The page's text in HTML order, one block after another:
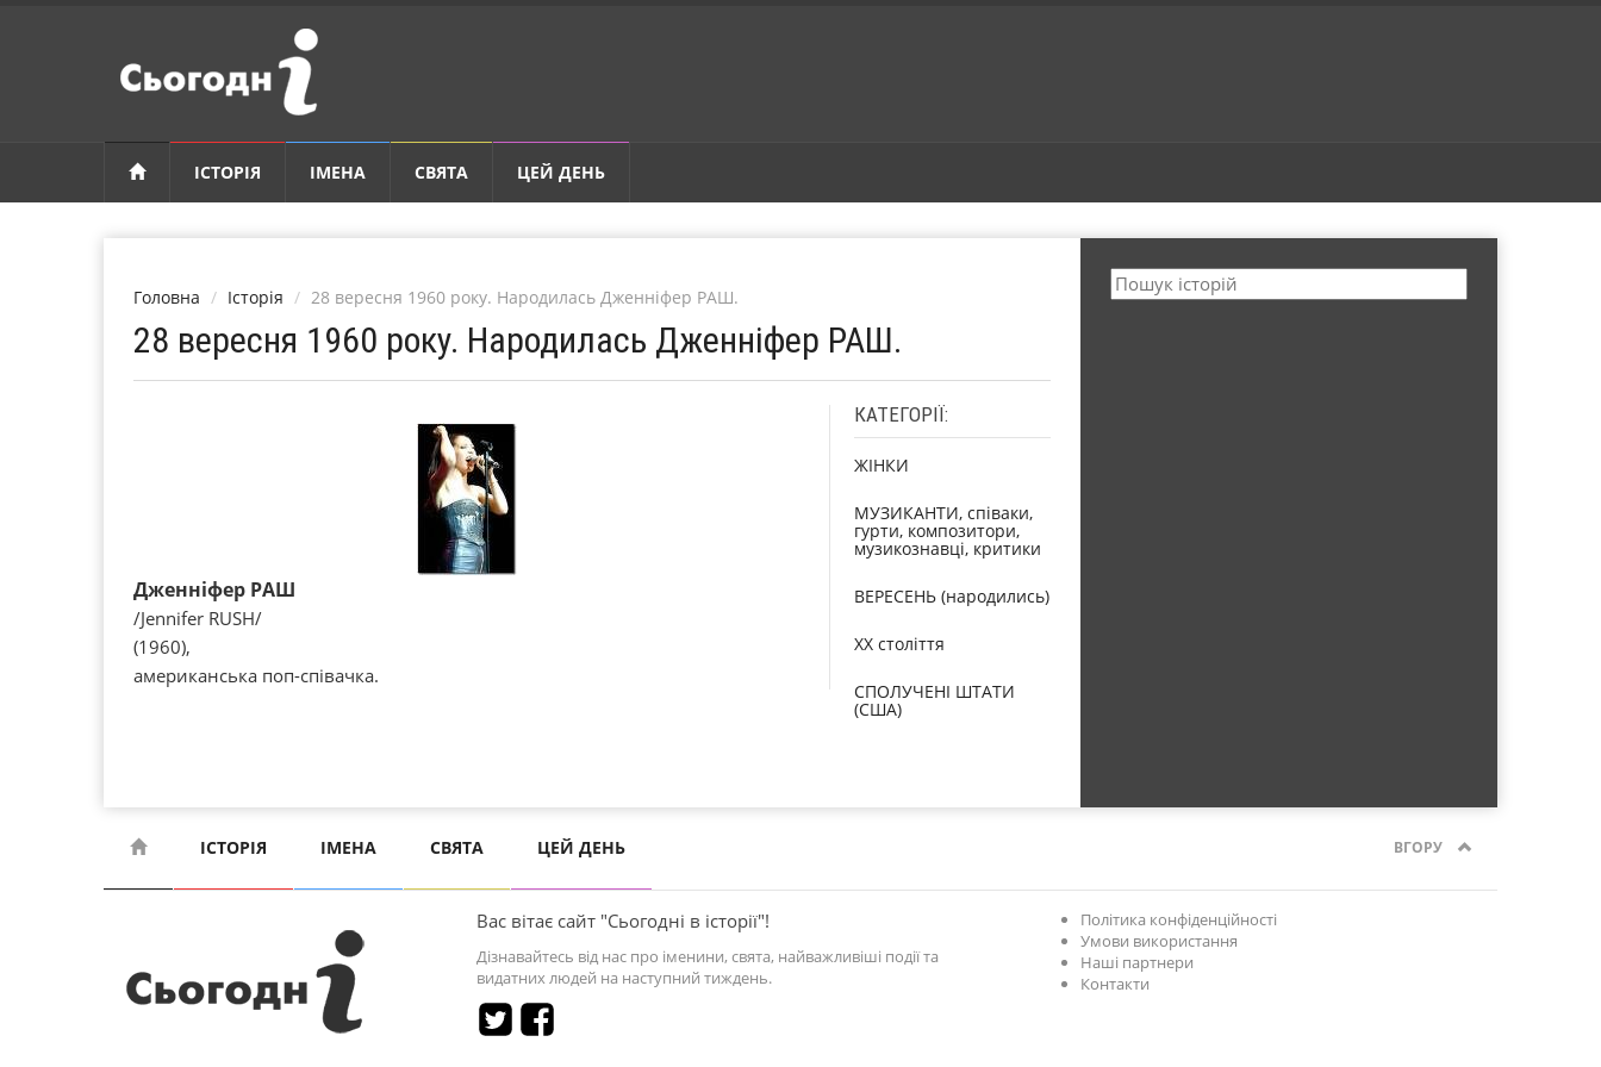
ІСТОРІЯ ІМЕНА СВЯТА ЦЕЙ ДЕНЬ
Головна Історія 28 вересня 1960 року. Народилась Дженніфер РАШ.
28 вересня 1960 року. Народилась Дженніфер РАШ.
Дженніфер РАШ
/Jennifer RUSH/
(1960),
американська поп-співачка.
КАТЕГОРІЇ:
ЖІНКИ
МУЗИКАНТИ, співаки,
гурти, композитори,
музикознавці, критики
ВЕРЕСЕНЬ (народились)
XX століття
СПОЛУЧЕНІ ШТАТИ
(США)
ІСТОРІЯ ІМЕНА СВЯТА ЦЕЙ ДЕНЬ ВГОРУ
Вас вітає сайт "Сьогодні в історії"!
Дізнавайтесь від нас про іменини, свята, найважливіші події та
видатних людей на наступний тиждень.
Політика конфіденційності
Умови використання
Наші партнери
Контакти